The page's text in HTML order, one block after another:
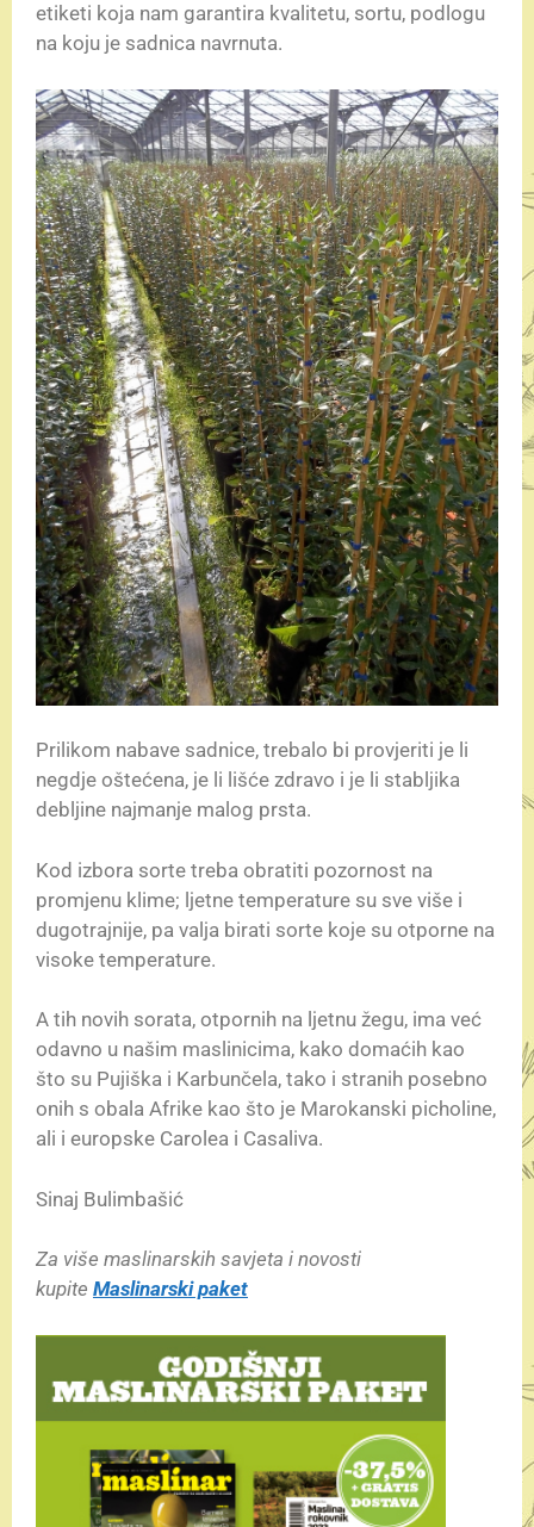
etiketi koja nam garantira kvalitetu, sortu, podlogu
na koju je sadnica navrnuta.
Prilikom nabave sadnice, trebalo bi provjeriti je li
negdje oštećena, je li lišće zdravo i je li stabljika
debljine najmanje malog prsta.
Kod izbora sorte treba obratiti pozornost na
promjenu klime; ljetne temperature su sve više i
dugotrajnije, pa valja birati sorte koje su otporne na
visoke temperature.
A tih novih sorata, otpornih na ljetnu žegu, ima već
odavno u našim maslinicima, kako domaćih kao
što su Pujiška i Karbunčela, tako i stranih posebno
onih s obala Afrike kao što je Marokanski picholine,
ali i europske Carolea i Casaliva.
Sinaj Bulimbašić
Za više maslinarskih savjeta i novosti
kupite Maslinarski paket